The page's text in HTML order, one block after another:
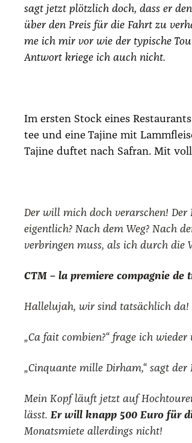
sagt jetzt plötz­lich doch, dass er
über den Preis für die Fahrt zu
me ich mir vor wie der typi­sche
Ant­wort krie­ge ich auch nicht.
Im ers­ten Stock eines
tee und eine Taji­ne mit
Taji­ne duf­tet nach Safran. Mit
Der will mich doch ver­ar­schen!
eigent­lich? Nach dem Weg? Nach
ver­brin­gen muss, als ich durch die
CTM – la pre­mie­re com­pa­gnie de
Hal­le­lu­jah, wir sind tat­säch­lich da!
„Ca fait com­bien?“ fra­ge ich
„Cin­quan­te mil­le Dir­ham,“ sagt
Mein Kopf läuft jetzt auf
lässt. Er will knapp 500 Euro für
Monats­mie­te aller­dings nicht!